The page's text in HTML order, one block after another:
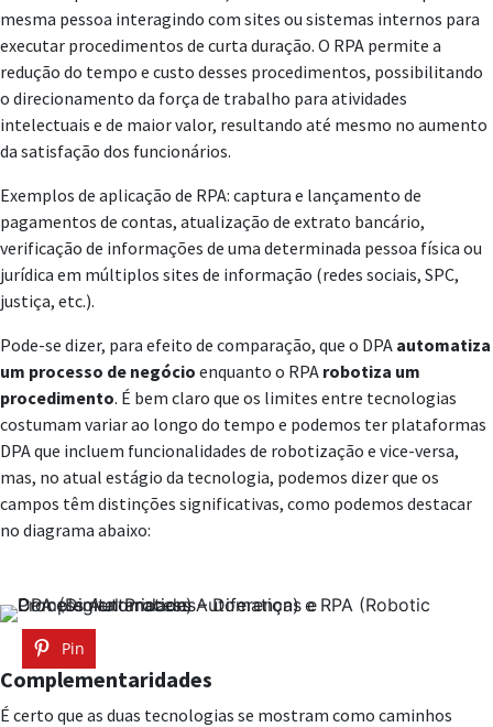
mesma pessoa interagindo com sites ou sistemas internos para
executar procedimentos de curta duração. O RPA permite a
redução do tempo e custo desses procedimentos, possibilitando
o direcionamento da força de trabalho para atividades
intelectuais e de maior valor, resultando até mesmo no aumento
da satisfação dos funcionários.
Exemplos de aplicação de RPA: captura e lançamento de
pagamentos de contas, atualização de extrato bancário,
verificação de informações de uma determinada pessoa física ou
jurídica em múltiplos sites de informação (redes sociais, SPC,
justiça, etc.).
Pode-se dizer, para efeito de comparação, que o DPA automatiza
um processo de negócio enquanto o RPA robotiza um
procedimento. É bem claro que os limites entre tecnologias
costumam variar ao longo do tempo e podemos ter plataformas
DPA que incluem funcionalidades de robotização e vice-versa,
mas, no atual estágio da tecnologia, podemos dizer que os
campos têm distinções significativas, como podemos destacar
no diagrama abaixo:
Pin
Complementaridades
É certo que as duas tecnologias se mostram como caminhos